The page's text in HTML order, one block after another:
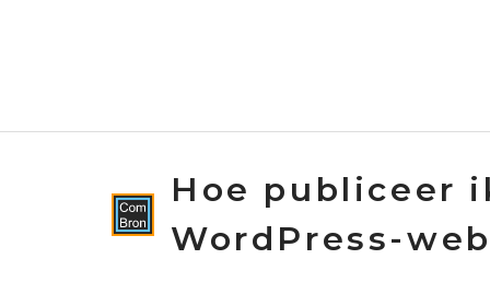
Hoe publiceer
WordPress-